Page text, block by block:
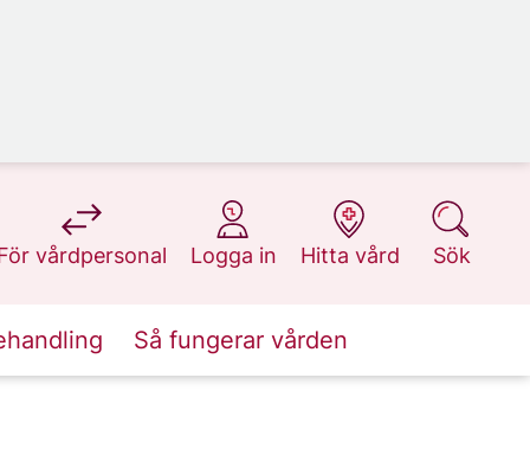
vårdpersonal
på 1177.se
Logga in
på 1177.se
Hitta vård
på 1177.se
Sök
på 1177.se
Så fungerar vården